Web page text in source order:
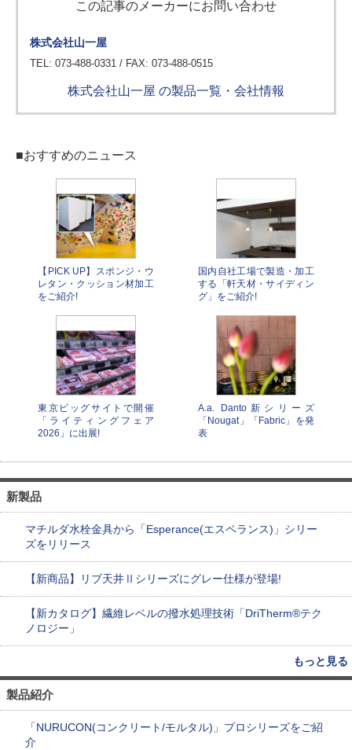
この記事のメーカーにお問い合わせ
株式会社山一屋
TEL: 073-488-0331 / FAX: 073-488-0515
株式会社山一屋 の製品一覧・会社情報
■おすすめのニュース
【PICK UP】スポンジ・ウ
レタン・クッション材加工
をご紹介!
国内自社工場で製造・加工
する「軒天材・サイディン
グ」をご紹介!
東京ビッグサイトで開催
「ライティングフェア
2026」に出展!
A.a. Danto新シリーズ
「Nougat」「Fabric」を発
表
新製品
マチルダ水栓金具から「Esperance(エスペランス)」シリー
ズをリリース
【新商品】リブ天井Ⅱシリーズにグレー仕様が登場!
【新カタログ】繊維レベルの撥水処理技術「DriTherm®テク
ノロジー」
もっと見る
製品紹介
「NURUCON(コンクリート/モルタル)」プロシリーズをご紹
介